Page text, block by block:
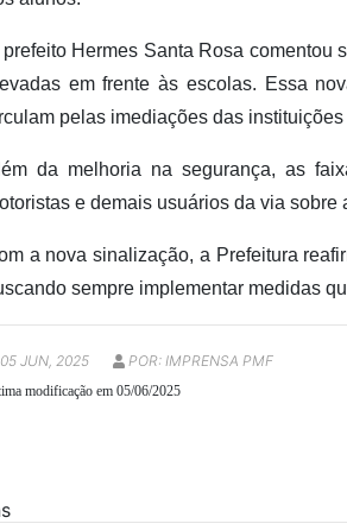
prefeito Hermes Santa Rosa comentou
em frente às escolas. Essa
pelas imediações das
da melhoria na segurança, as
e demais usuários da via
a nova sinalização, a Prefeitura
sempre implementar medidas
JUN, 2025 POR: IMPRENSA PMF
modificação em 05/06/2025